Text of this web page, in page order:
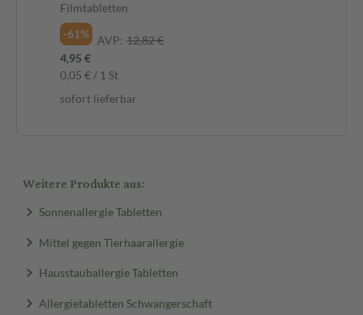
Filmtabletten
-61%
AVP: 12,82 €
4,95 €
0,05 € / 1 St
sofort lieferbar
Weitere Produkte aus:
Sonnenallergie Tabletten
Mittel gegen Tierhaarallergie
Hausstauballergie Tabletten
Allergietabletten Schwangerschaft